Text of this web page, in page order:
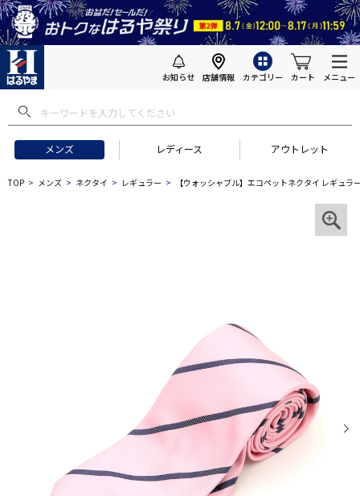
お知らせ 店舗情報 カテゴリー カート メニュー
メンズ レディース アウトレット
TOP メンズ ネクタイ レギュラー 【ウォッシャブル】エコペットネクタイ レギュ